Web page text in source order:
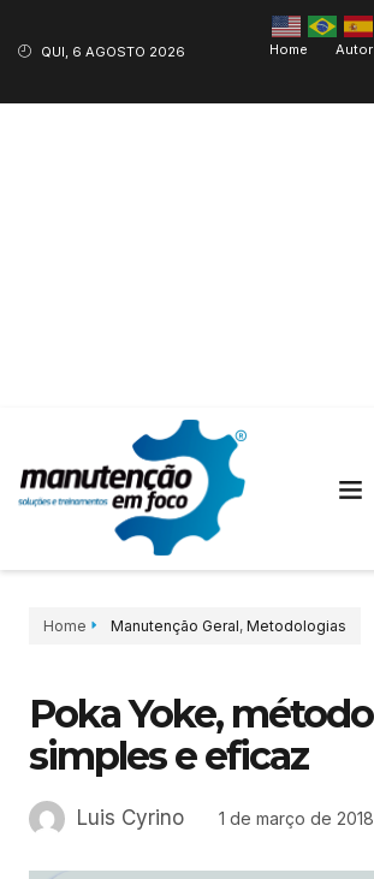
QUI, 6 AGOSTO 2026 Home Autor
Home Manutenção Geral, Metodologias
Poka Yoke, método
simples e eficaz
Luis Cyrino 1 de março de 2018